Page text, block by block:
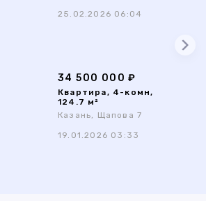
25.02.2026 06:04
34 500 000 ₽
Квартира, 4-комн,
124.7 м²
Казань, Щапова 7
19.01.2026 03:33